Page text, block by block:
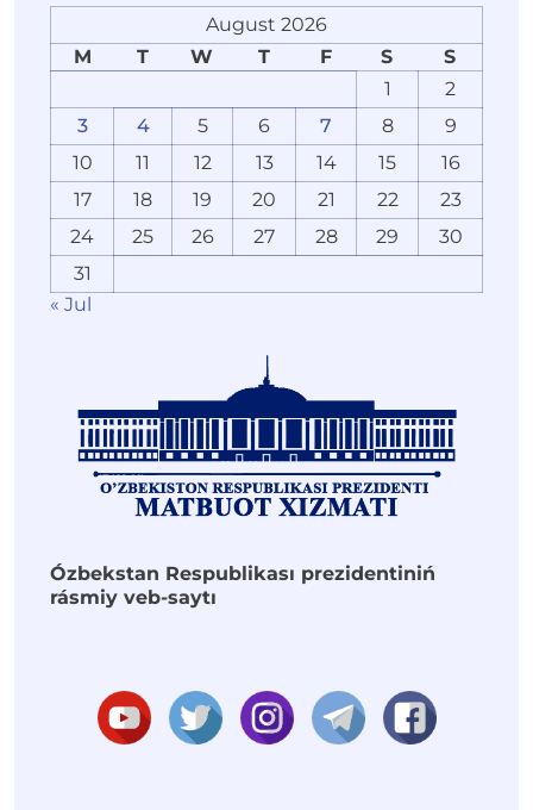
August 2026
M
T W T F S
S
1
2
3
4 5 6 7 8
9
10
11 12 13 14 15
16
17
18 19 20 21 22
23
24
25 26 27 28 29
30
31
« Jul
Ózbekstan Respublikası prezidentiniń
rásmiy veb-saytı